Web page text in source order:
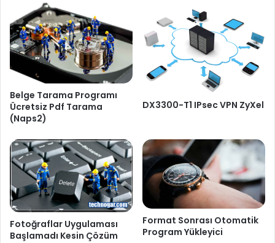
Belge Tarama Programı
Ücretsiz Pdf Tarama
(Naps2)
DX3300-T1 IPsec VPN ZyXel
Fotoğraflar Uygulaması
Başlamadı Kesin Çözüm
Format Sonrası Otomatik
Program Yükleyici